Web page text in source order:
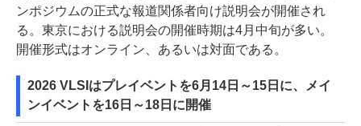
ンポジウムの正式な報道関係者向け説明会が開催され
る。東京における説明会の開催時期は4月中旬が多い。
開催形式はオンライン、あるいは対面である。
2026 VLSIはプレイベントを6月14日～15日に、メイ
ンイベントを16日～18日に開催